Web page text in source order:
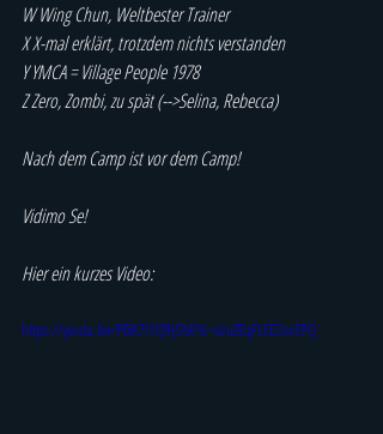
W Wing Chun, Weltbester Trainer
X X-mal erklärt, trotzdem nichts verstanden
Y YMCA = Village People 1978
Z Zero, Zombi, zu spät (-->Selina, Rebecca)
Nach dem Camp ist vor dem Camp!
Vidimo Se!
Hier ein kurzes Video:
https://youtu.be/PBA7l1Q9jSM?si=ozuZEqFLEE2orEPQ